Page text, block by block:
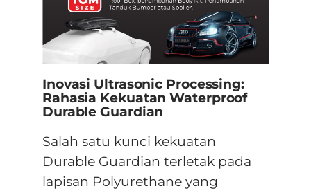
Inovasi Ultrasonic Processing:
Rahasia Kekuatan Waterproof
Durable Guardian
Salah satu kunci kekuatan
Durable Guardian terletak pada
lapisan Polyurethane yang